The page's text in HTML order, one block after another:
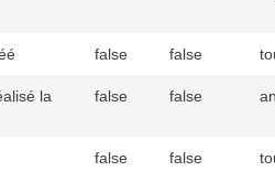
false false
la
false false
false false